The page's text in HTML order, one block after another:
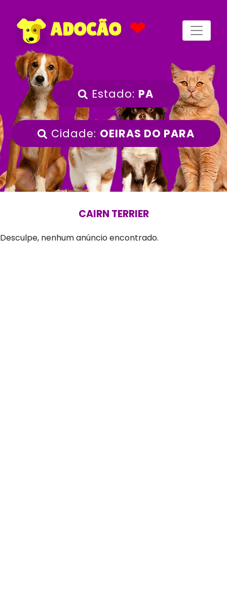
ADOCÃO ❤
Estado: PA
Cidade: OEIRAS DO PARA
CAIRN TERRIER
Desculpe, nenhum anúncio encontrado.